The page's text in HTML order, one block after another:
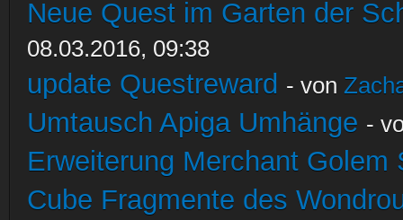
Neue Quest im Garten der
08.03.2016, 09:38
update Questreward - von
Umtausch Apiga Umhänge -
Erweiterung Merchant Golem
Cube Fragmente des